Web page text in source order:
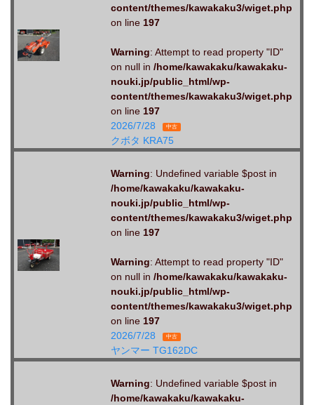
content/themes/kawakaku3/wiget.php
on line 197
Warning: Attempt to read property "ID"
on null in /home/kawakaku/kawakaku-
nouki.jp/public_html/wp-
content/themes/kawakaku3/wiget.php
on line 197
2026/7/28
中古
クボタ KRA75
Warning: Undefined variable $post in
/home/kawakaku/kawakaku-
nouki.jp/public_html/wp-
content/themes/kawakaku3/wiget.php
on line 197
Warning: Attempt to read property "ID"
on null in /home/kawakaku/kawakaku-
nouki.jp/public_html/wp-
content/themes/kawakaku3/wiget.php
on line 197
2026/7/28
中古
ヤンマー TG162DC
Warning: Undefined variable $post in
/home/kawakaku/kawakaku-